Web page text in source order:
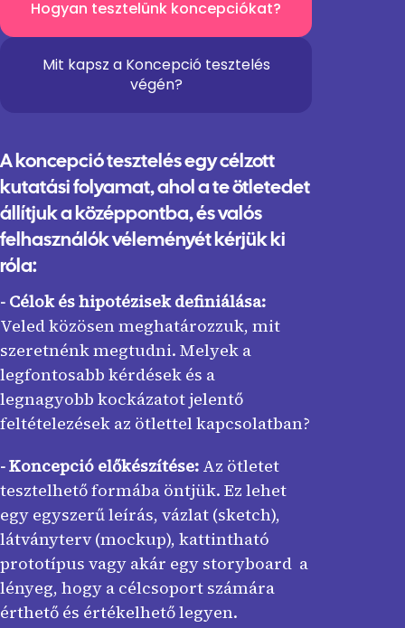
Hogyan tesztelünk koncepciókat?
Mit kapsz a Koncepció tesztelés
végén?
A koncepció tesztelés egy célzott
kutatási folyamat, ahol a te ötletedet
állítjuk a középpontba, és valós
felhasználók véleményét kérjük ki
róla:
- Célok és hipotézisek definiálása:
Veled közösen meghatározzuk, mit
szeretnénk megtudni. Melyek a
legfontosabb kérdések és a
legnagyobb kockázatot jelentő
feltételezések az ötlettel kapcsolatban?
- Koncepció előkészítése: Az ötletet
tesztelhető formába öntjük. Ez lehet
egy egyszerű leírás, vázlat (sketch),
látványterv (mockup), kattintható
prototípus vagy akár egy storyboard a
lényeg, hogy a célcsoport számára
érthető és értékelhető legyen.